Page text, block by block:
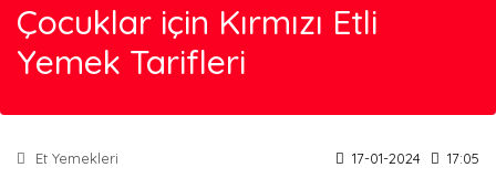
Çocuklar için Kırmızı Etli
Yemek Tarifleri
Et Yemekleri 17-01-2024 17:05